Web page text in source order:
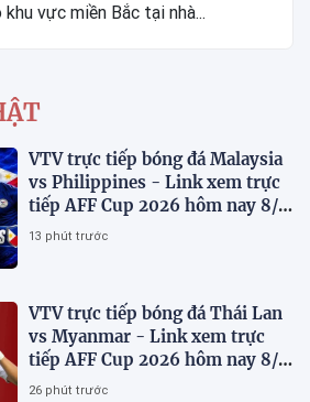
vực miền Bắc tại nhà...
VTV trực tiếp bóng đá Malaysia
vs Philippines - Link xem trực
tiếp AFF Cup 2026 hôm nay 8/8
trên VTV7
13 phút trước
VTV trực tiếp bóng đá Thái Lan
vs Myanmar - Link xem trực
tiếp AFF Cup 2026 hôm nay 8/8
trên VTV6
26 phút trước